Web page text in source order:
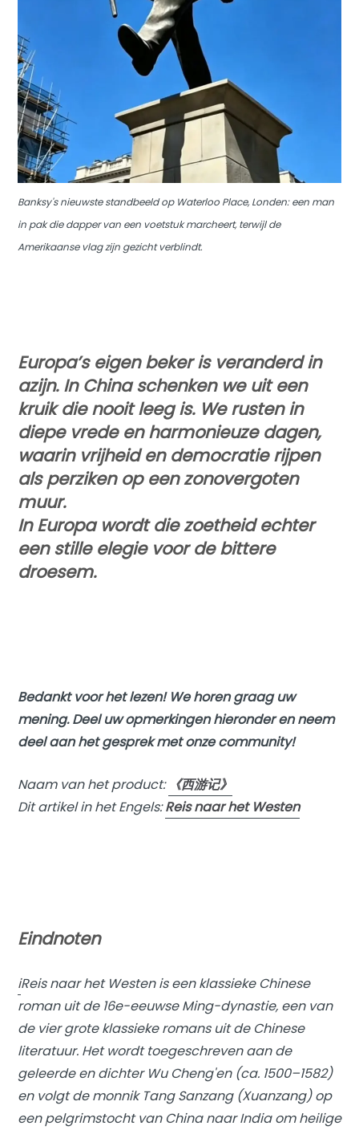
Banksy's nieuwste standbeeld op Waterloo Place, Londen: een man
in pak die dapper van een voetstuk marcheert, terwijl de
Amerikaanse vlag zijn gezicht verblindt.
Europa’s eigen beker is veranderd in
azijn. In China schenken we uit een
kruik die nooit leeg is. We rusten in
diepe vrede en harmonieuze dagen,
waarin vrijheid en democratie rijpen
als perziken op een zonovergoten
muur.
In Europa wordt die zoetheid echter
een stille elegie voor de bittere
droesem.
Bedankt voor het lezen! We horen graag uw
mening. Deel uw opmerkingen hieronder en neem
deel aan het gesprek met onze community!
Naam van het product: 《西游记》
Dit artikel in het Engels:Reis naar het Westen
Eindnoten
iReis naar het Westen is een klassieke Chinese
roman uit de 16e-eeuwse Ming-dynastie, een van
de vier grote klassieke romans uit de Chinese
literatuur. Het wordt toegeschreven aan de
geleerde en dichter Wu Cheng'en (ca. 1500–1582)
en volgt de monnik Tang Sanzang (Xuanzang) op
een pelgrimstocht van China naar India om heilige